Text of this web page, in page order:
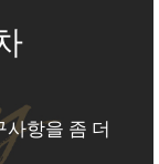
항을 좀 더